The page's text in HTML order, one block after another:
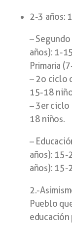
2-3 años:
–
años): 1-
Primaria
– 2o ciclo
15-18
– 3er ciclo
18 niños.
–
años): 15-
años): 15-
2.-
Pueblo
educación